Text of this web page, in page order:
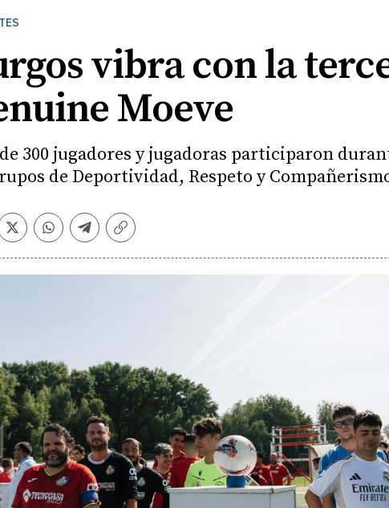
vibra con la
Moeve
300 jugadores y jugadoras participaron
de Deportividad, Respeto y
TwitterWhatsapp
Telegram
Copiar